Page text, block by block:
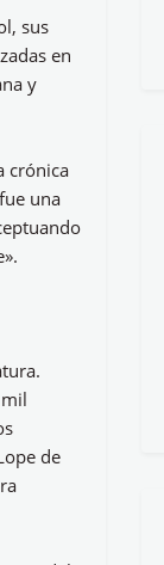
sus
en
y
crónica
una
de